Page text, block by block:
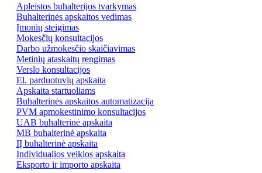
Apleistos buhalterijos tvarkymas
Buhalterinės apskaitos vedimas
Įmonių steigimas
Mokesčių konsultacijos
Darbo užmokesčio skaičiavimas
Metinių ataskaitų rengimas
Verslo konsultacijos
El. parduotuvių apskaita
Apskaita startuoliams
Buhalterinės apskaitos automatizacija
PVM apmokestinimo konsultacijos
UAB buhalterinė apskaita
MB buhalterinė apskaita
IĮ buhalterinė apskaita
Individualios veiklos apskaita
Eksporto ir importo apskaita